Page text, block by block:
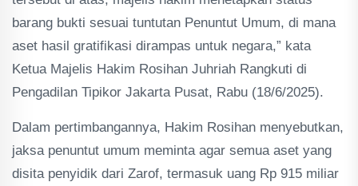
barang bukti sesuai tuntutan Penuntut Umum, di mana
aset hasil gratifikasi dirampas untuk negara,” kata
Ketua Majelis Hakim Rosihan Juhriah Rangkuti di
Pengadilan Tipikor Jakarta Pusat, Rabu (18/6/2025).
Dalam pertimbangannya, Hakim Rosihan menyebutkan,
jaksa penuntut umum meminta agar semua aset yang
disita penyidik dari Zarof, termasuk uang Rp 915 miliar